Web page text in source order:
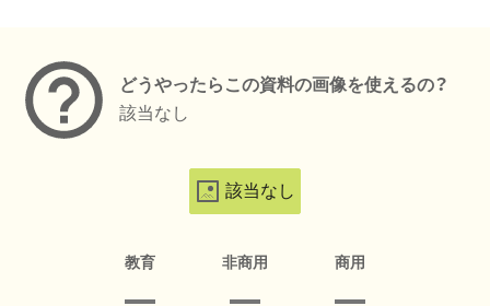
どうやったらこの資料の画像を使えるの？
該当なし
該当なし
教育 非商用 商用